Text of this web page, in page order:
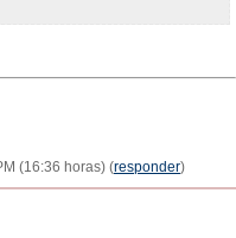
(16:36 horas) (responder)